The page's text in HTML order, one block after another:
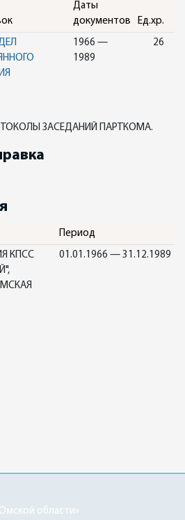
Даты
документов
Ед.хр.
1966 —
1989
26
ЗАСЕДАНИЙ ПАРТКОМА.
Период
КПСС
01.01.1966 — 31.12.1989
области»